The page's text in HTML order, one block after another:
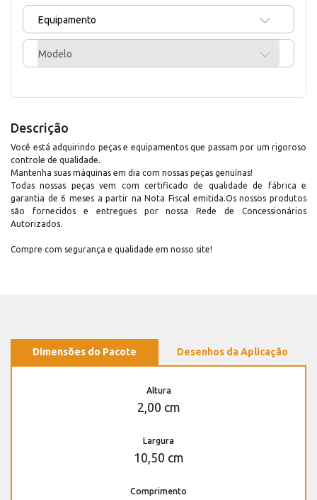
Equipamento
Modelo
Descrição
Você está adquirindo peças e equipamentos que passam por um rigoroso
controle de qualidade.
Mantenha suas máquinas em dia com nossas peças genuínas!
Todas nossas peças vem com certificado de qualidade de fábrica e
garantia de 6 meses a partir na Nota Fiscal emitida.Os nossos produtos
são fornecidos e entregues por nossa Rede de Concessionários
Autorizados.
Compre com segurança e qualidade em nosso site!
Dimensões do Pacote Desenhos da Aplicação
Altura
2,00 cm
Largura
10,50 cm
Comprimento